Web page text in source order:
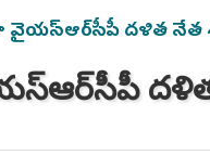
వైయ‌స్ఆర్‌సీపీ దళిత